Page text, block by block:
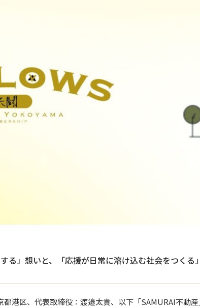
る」想いと、「応援が日常に溶け込む社会をつくる
港区、代表取締役：渡邉太貴、以下「SAMURAI不動